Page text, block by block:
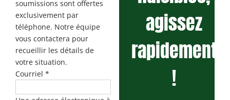
soumissions sont offertes
exclusivement par
téléphone. Notre équipe
vous contactera pour
recueillir les détails de
votre situation.
Courriel *
agissez
rapidement
!